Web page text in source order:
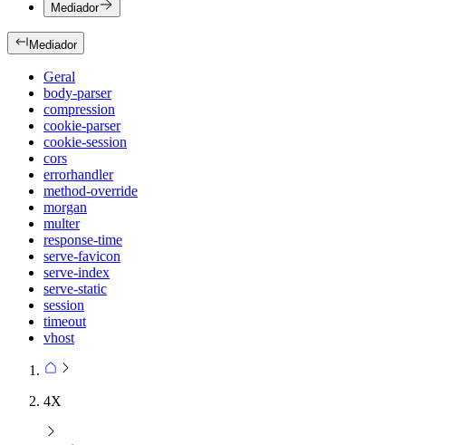
Mediador
Mediador
Geral
body-parser
compression
cookie-parser
cookie-session
cors
errorhandler
method-override
morgan
multer
response-time
serve-favicon
serve-index
serve-static
session
timeout
vhost
4X